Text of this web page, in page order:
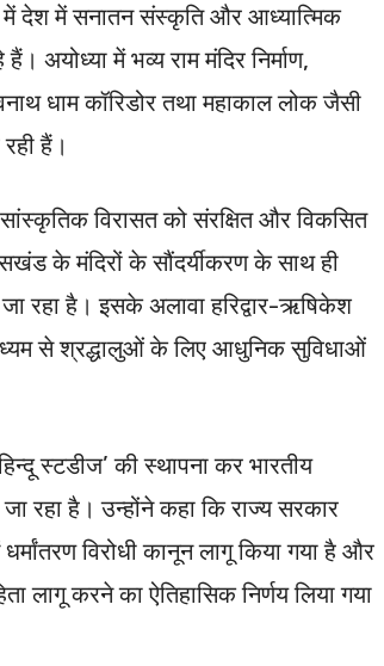
में देश में सनातन संस्कृति और आध्यात्मिक
अयोध्या में भव्य राम मंदिर निर्माण,
धाम कॉरिडोर तथा महाकाल लोक जैसी
हैं।
विरासत को संरक्षित और विकसित
के मंदिरों के सौंदर्यीकरण के साथ ही
जा रहा है। इसके अलावा हरिद्वार-ऋषिकेश
से श्रद्धालुओं के लिए आधुनिक सुविधाओं
स्टडीज’ की स्थापना कर भारतीय
रहा है। उन्होंने कहा कि राज्य सरकार
विरोधी कानून लागू किया गया है और
लागू करने का ऐतिहासिक निर्णय लिया गया